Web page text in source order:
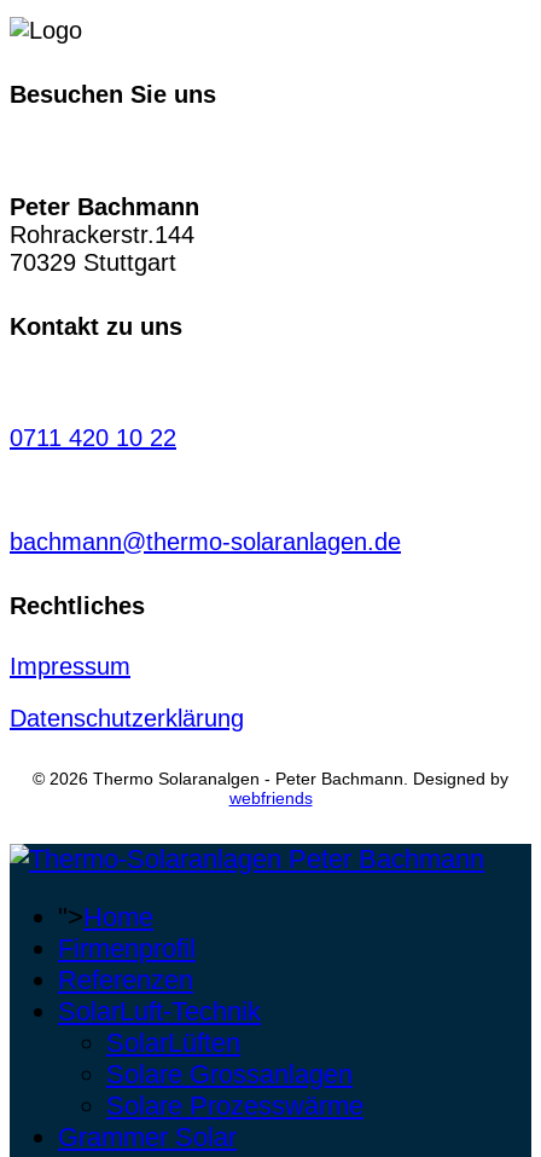
Besuchen Sie uns
Peter Bachmann
Rohrackerstr.144
70329 Stuttgart
Kontakt zu uns
0711 420 10 22
bachmann@thermo-solaranlagen.de
Rechtliches
Impressum
Datenschutzerklärung
© 2026 Thermo Solaranalgen - Peter Bachmann. Designed by
webfriends
">Home
Firmenprofil
Referenzen
SolarLuft-Technik
SolarLüften
Solare Grossanlagen
Solare Prozesswärme
Grammer Solar